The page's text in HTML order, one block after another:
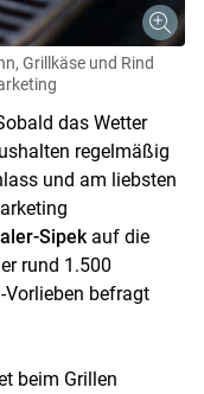
Grillkäse und Rind
das Wetter
regelmäßig
und am liebsten
Sipekauf die
rund 1.500
Vorlieben befragt
beim Grillen